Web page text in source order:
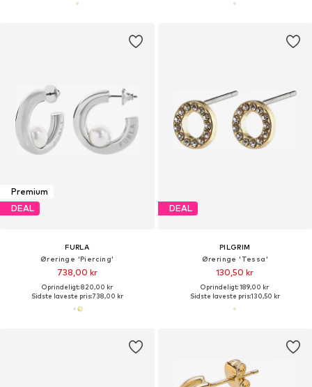
Premium
DEAL
FURLA
Øreringe 'Piercing'
738,00 kr
Oprindeligt: 820,00 kr
Sidste laveste pris:738,00 kr
DEAL
PILGRIM
Øreringe 'Tessa'
130,50 kr
Oprindeligt: 189,00 kr
Sidste laveste pris:130,50 kr